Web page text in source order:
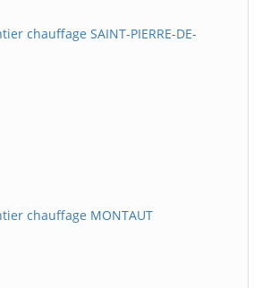
chauffage SAINT-PIERRE-DE-
chauffage MONTAUT